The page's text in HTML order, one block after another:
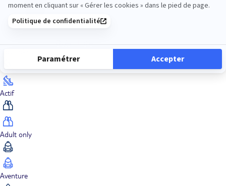
Océan Indien
Actif
Adult only
Aventure